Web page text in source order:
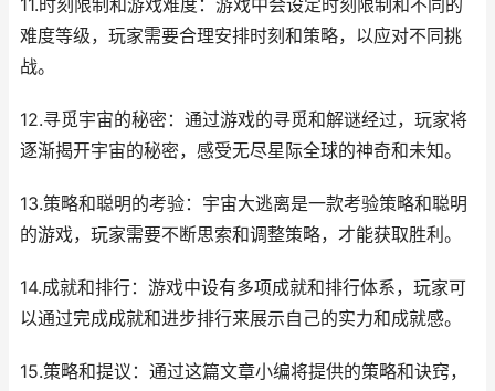
11.时刻限制和游戏难度：游戏中会设定时刻限制和不同的
难度等级，玩家需要合理安排时刻和策略，以应对不同挑
战。
12.寻觅宇宙的秘密：通过游戏的寻觅和解谜经过，玩家将
逐渐揭开宇宙的秘密，感受无尽星际全球的神奇和未知。
13.策略和聪明的考验：宇宙大逃离是一款考验策略和聪明
的游戏，玩家需要不断思索和调整策略，才能获取胜利。
14.成就和排行：游戏中设有多项成就和排行体系，玩家可
以通过完成成就和进步排行来展示自己的实力和成就感。
15.策略和提议：通过这篇文章小编将提供的策略和诀窍，